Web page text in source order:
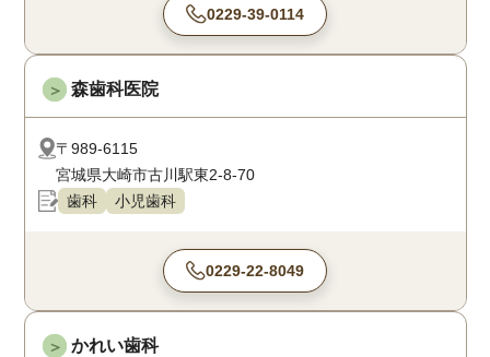
0229-39-0114
＞ 森歯科医院
〒989-6115
宮城県大崎市古川駅東2-8-70
歯科
小児歯科
0229-22-8049
＞ かれい歯科